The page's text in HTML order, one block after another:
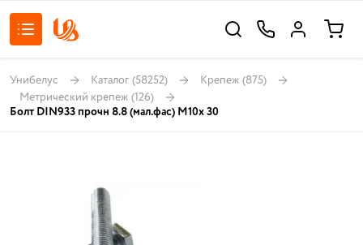
Унибелус Каталог (58252) Крепеж (875)
Метрический крепеж (126)
Болт DIN933 прочн 8.8 (мал.фас) М10х 30